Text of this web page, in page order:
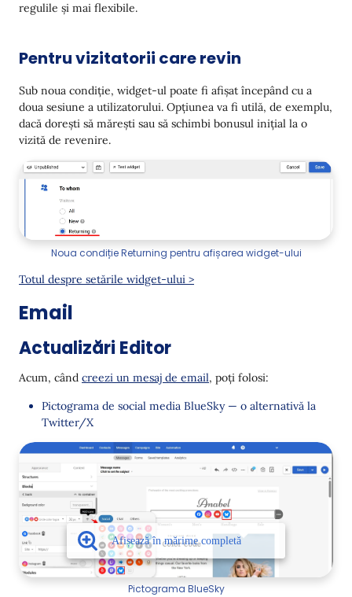
regulile și mai flexibile.
Pentru vizitatorii care revin
Sub noua condiție, widget-ul poate fi afișat începând cu a
doua sesiune a utilizatorului. Opțiunea va fi utilă, de exemplu,
dacă dorești să mărești sau să schimbi bonusul inițial la o
vizită de revenire.
Noua condiție Returning pentru afișarea widget-ului
Totul despre setările widget-ului >
Email
Actualizări Editor
Acum, când creezi un mesaj de email, poți folosi:
Pictograma de social media BlueSky — o alternativă la
Twitter/X
Pictograma BlueSky